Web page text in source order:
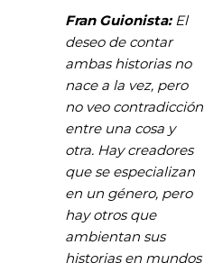
Fran Guionista:El
deseo de contar
ambas historias no
nace a la vez, pero
no veo contradicción
entre una cosa y
otra. Hay creadores
que se especializan
en un género, pero
hay otros que
ambientan sus
historias en mundos